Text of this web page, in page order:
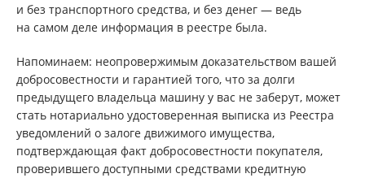
и без транспортного средства, и без денег — ведь
на самом деле информация в реестре была.
Напоминаем: неопровержимым доказательством вашей
добросовестности и гарантией того, что за долги
предыдущего владельца машину у вас не заберут, может
стать нотариально удостоверенная выписка из Реестра
уведомлений о залоге движимого имущества,
подтверждающая факт добросовестности покупателя,
проверившего доступными средствами кредитную